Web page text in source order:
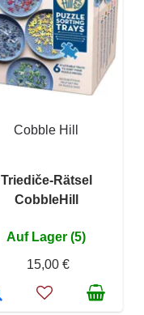
Cobble Hill
Triediče-Rätsel
CobbleHill
Auf Lager (5)
15,00 €